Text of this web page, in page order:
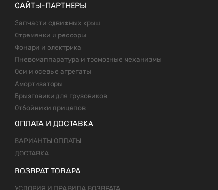
САЙТЫ-ПАРТНЕРЫ
Запчасти сдвижных крыш
Стремянки и рессоры
Фонари и электрика
Пневомаппаратура и тромозные механизмы
Оси и осевые агрегаты
Амортизаторы
Брызговики для грузовиков
Отбойники прицепов
ОПЛАТА И ДОСТАВКА
ВАРИАНТЫ ОПЛАТЫ
ДОСТАВКА
ВОЗВРАТ ТОВАРА
УСЛОВИЯ И ПРАВИЛА ВОЗВРАТА